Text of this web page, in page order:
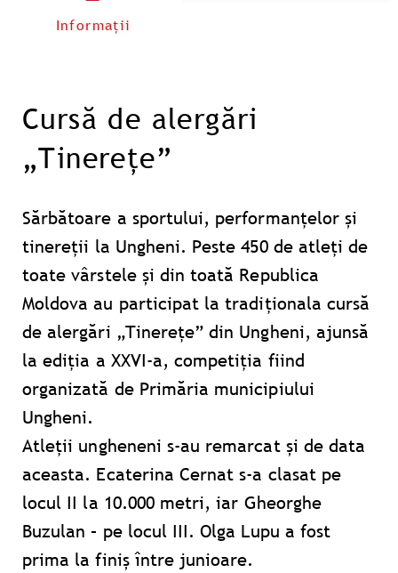
Informații
Cursă de alergări
„Tinerețe”
Sărbătoare a sportului, performanțelor și
tinereții la Ungheni. Peste 450 de atleți de
toate vârstele și din toată Republica
Moldova au participat la tradiționala cursă
de alergări „Tinerețe” din Ungheni, ajunsă
la ediția a XXVI-a, competiția fiind
organizată de Primăria municipiului
Ungheni.
Atleții ungheneni s-au remarcat și de data
aceasta. Ecaterina Cernat s-a clasat pe
locul II la 10.000 metri, iar Gheorghe
Buzulan – pe locul III. Olga Lupu a fost
prima la finiș între junioare.